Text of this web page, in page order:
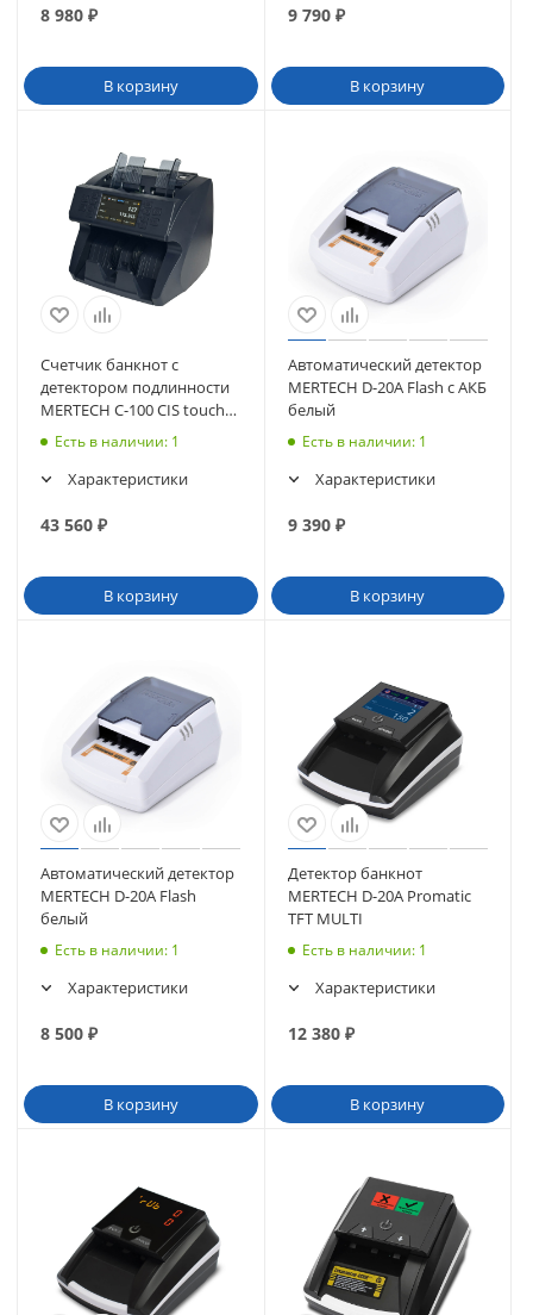
8 980 ₽
В корзину
9 790₽
В корзину
Счетчик банкнот с
детектором подлинности
MERTECH C-100 CIS touch
screen
Есть в наличии: 1
Характеристики
43 560 ₽
В корзину
Автоматический детектор
MERTECH D-20A Flash с АКБ
белый
Есть в наличии: 1
Характеристики
9 390₽
В корзину
Автоматический детектор
MERTECH D-20A Flash
белый
Есть в наличии: 1
Характеристики
8 500 ₽
В корзину
Детектор банкнот
MERTECH D-20A Promatic
TFT MULTI
Есть в наличии: 1
Характеристики
12 380₽
В корзину